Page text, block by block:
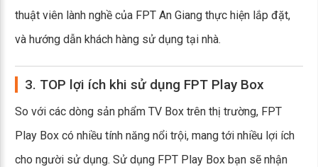
thuật viên lành nghề của FPT An Giang thực hiện lắp đặt,
và hướng dẫn khách hàng sử dụng tại nhà.
3. TOP lợi ích khi sử dụng FPT Play Box
So với các dòng sản phẩm TV Box trên thị trường, FPT
Play Box có nhiều tính năng nổi trội, mang tới nhiều lợi ích
cho người sử dụng. Sử dụng FPT Play Box bạn sẽ nhận